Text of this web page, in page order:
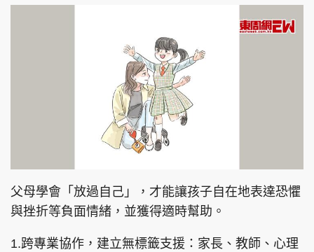
父母學會「放過自己」，才能讓孩子自在地表達恐懼
與挫折等負面情緒，並獲得適時幫助。
1.跨專業協作，建立無標籤支援：家長、教師、心理